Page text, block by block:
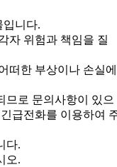
입니다.
자 위험과 책임을 질
떠한 부상이나 손실에
므로 문의사항이 있으
급전화를 이용하여
다.
오.